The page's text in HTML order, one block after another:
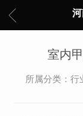
室内
所属分类：